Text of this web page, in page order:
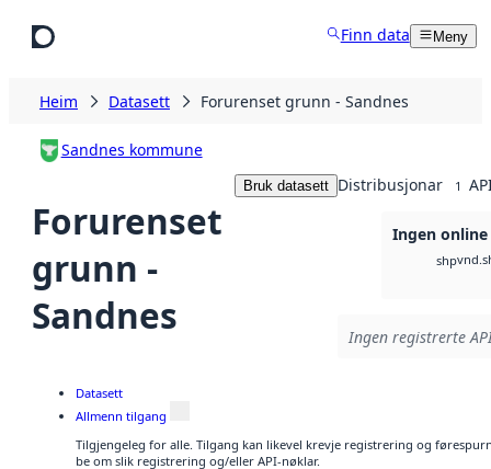
Finn data Meny
Heim Datasett Forurenset grunn - Sandnes
Sandnes kommune
Forurenset
grunn -
Sandnes
Bruk datasett Distribusjonar 1
Ingen
shp
Ingen registrerte
Datasett
Allmenn tilgang
Tilgjengeleg for alle. Tilgang kan likevel krevje registrering og
be om slik registrering og/eller API-nøklar.